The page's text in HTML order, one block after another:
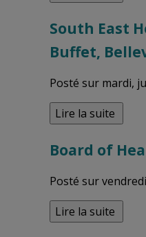
South East
Buffet,
Posté sur mardi,
Lire la suite
Board of
Posté sur
Lire la suite